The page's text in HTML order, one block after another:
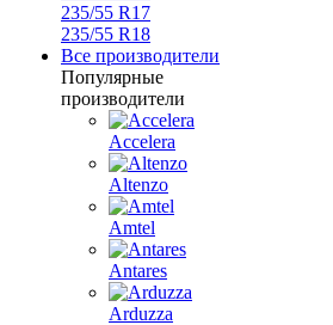
235/55 R17
235/55 R18
Все производители
Популярные
производители
Accelera
Altenzo
Amtel
Antares
Arduzza